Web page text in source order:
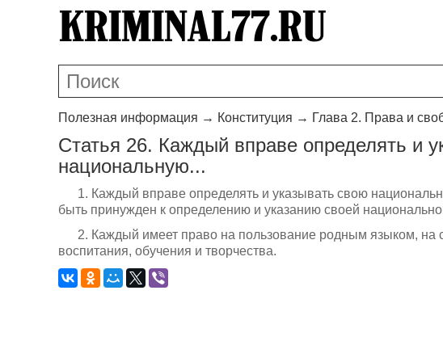
Полезная информация → Конституция → Глава 2. Права и
Статья 26. Каждый вправе определять и
национальную...
1. Каждый вправе определять и указывать свою
быть принужден к определению и указанию своей
2. Каждый имеет право на пользование родным языком,
воспитания, обучения и творчества.